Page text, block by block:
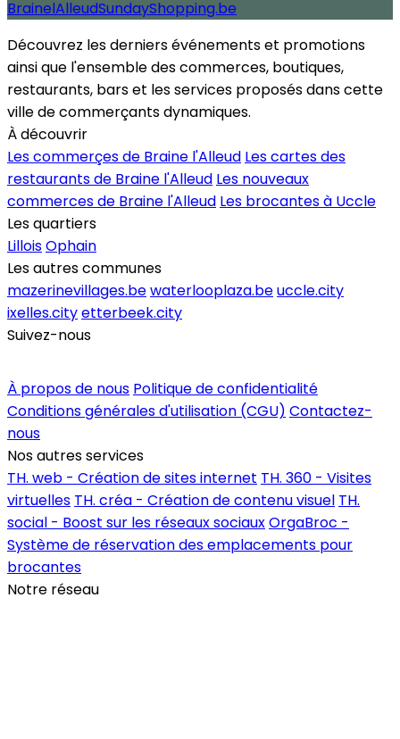
BrainelAlleudSundayShopping.be
Découvrez les derniers événements et promotions
ainsi que l'ensemble des commerces, boutiques,
restaurants, bars et les services proposés dans cette
ville de commerçants dynamiques.
À découvrir
Les commerçes de Braine l'Alleud Les cartes des
restaurants de Braine l'Alleud Les nouveaux
commerces de Braine l'Alleud Les brocantes à Uccle
Les quartiers
LilloisOphain
Les autres communes
mazerinevillages.bewaterlooplaza.beuccle.city
ixelles.cityetterbeek.city
Suivez-nous
À propos de nous Politique de confidentialité
Conditions générales d'utilisation (CGU) Contactez-
nous
Nos autres services
TH. web - Création de sites internet TH. 360 - Visites
virtuelles TH. créa - Création de contenu visuel TH.
social - Boost sur les réseaux sociauxOrgaBroc -
Système de réservation des emplacements pour
brocantes
Notre réseau